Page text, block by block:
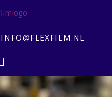
INFO@FLEXFILM.NL
Flyout
Menu